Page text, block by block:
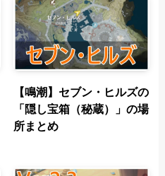
【鳴潮】セブン・ヒルズの
「隠し宝箱（秘蔵）」の場
所まとめ